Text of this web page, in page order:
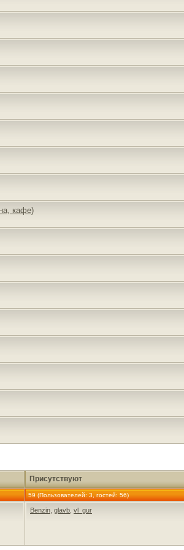
кафе)
Присутствуют
59 (Пользователей: 3, гостей: 56)
Benzin glavb vl_gur